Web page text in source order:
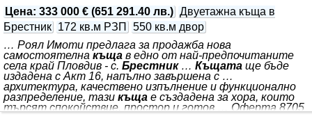
Цена: 333 000 € (651 291.40 лв.) Двуетажна къща в
Брестник 172 кв.м РЗП
550 кв.м двор
… Роял Имоти предлага за продажба нова
самостоятелна къща в едно от най-предпочитаните
села край Пловдив - с. Брестник… Къщата ще бъде
издадена с Акт 16, напълно завършена с …
архитектура, качествено изпълнение и функционално
разпределение, тази къща е създадена за хора, които
търсят спокойствие, простор и готов … Оферта 8705